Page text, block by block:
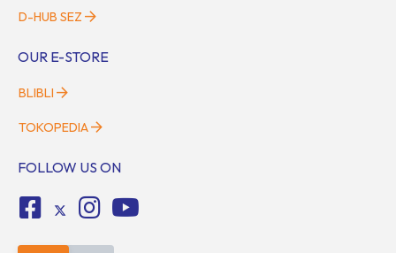
D-HUB SEZ
OUR E-STORE
BLIBLI
TOKOPEDIA
FOLLOW US ON